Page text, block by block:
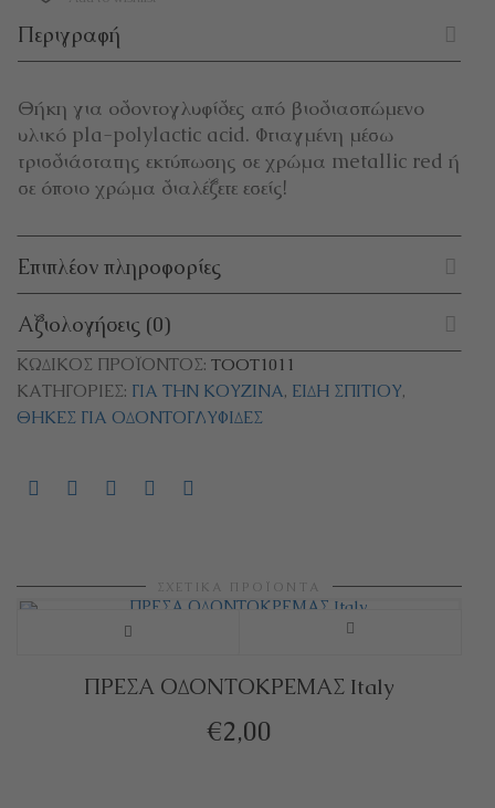
Περιγραφή
Θήκη για οδοντογλυφίδες από βιοδιασπώμενο
υλικό pla-polylactic acid. Φτιαγμένη μέσω
τρισδιάστατης εκτύπωσης σε χρώμα metallic red ή
σε όποιο χρώμα διαλέξετε εσείς!
Επιπλέον πληροφορίες
Αξιολογήσεις (0)
ΚΩΔΙΚΌΣ ΠΡΟΪΌΝΤΟΣ: TOOT1011
ΚΑΤΗΓΟΡΊΕΣ: ΓΙΑ ΤΗΝ ΚΟΥΖΊΝΑ, ΕΊΔΗ ΣΠΙΤΙΟΎ,
ΘΉΚΕΣ ΓΙΑ ΟΔΟΝΤΟΓΛΥΦΊΔΕΣ
ΣΧΕΤΙΚΆ ΠΡΟΪΌΝΤΑ
ΠΡΕΣΑ ΟΔΟΝΤΟΚΡΕΜΑΣ Italy
€2,00